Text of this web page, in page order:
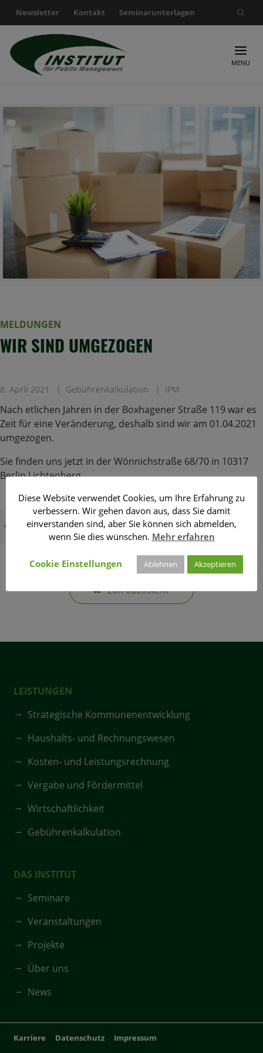
Newsletter Kontakt Seminarunterlagen
Suche nach:
MENU
MELDUNGEN
WIR SIND UMGEZOGEN
8. April 2021 Gebührenkalkulation IPM
Nach etlichen Jahren in der Boxhagener Straße 119 war es
Zeit für eine Veränderung, deshalb sind wir am 01.04.2021
umgezogen.
Sie finden uns jetzt in der Wönnichstraße 68/70 in 10317
Berlin Lichtenberg.
ZUR ÜBERSICHT
LEISTUNGEN
Strategische Kommunenentwicklung
Haushalts- und Rechnungswesen
Kosten- und Leistungsrechnung
Vergabe und Fördermittel
Wirtschaftlichkeit
Gebührenkalkulation
DAS INSTITUT
Seminare
Veranstaltungen
Projekte
Über uns
News
Karriere Datenschutz
Impressum
Diese Website verwendet Cookies, um Ihre Erfahrung zu
verbessern. Wir gehen davon aus, dass Sie damit
einverstanden sind, aber Sie können sich abmelden,
wenn Sie dies wünschen. Mehr erfahren
Cookie Einstellungen Ablehnen Akzeptieren